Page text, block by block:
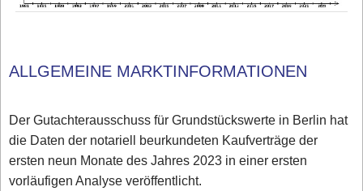
ALLGEMEINE MARKTINFORMATIONEN
Der Gutachterausschuss für Grundstückswerte in Berlin hat
die Daten der notariell beurkundeten Kaufverträge der
ersten neun Monate des Jahres 2023 in einer ersten
vorläufigen Analyse veröffentlicht.